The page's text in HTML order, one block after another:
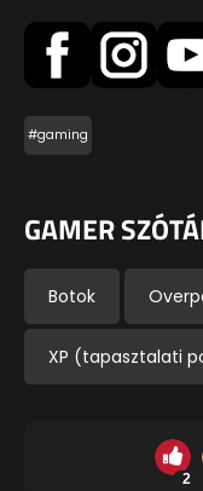
#gaming
GAMER
Botok
XP (tapasztalati
2